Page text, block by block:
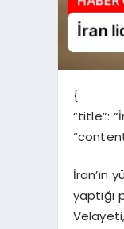
{
“title”:
İran’ın
yaptığı